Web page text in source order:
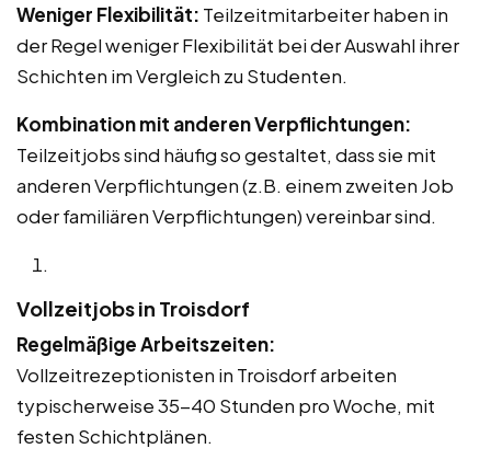
Weniger Flexibilität: Teilzeitmitarbeiter haben in
der Regel weniger Flexibilität bei der Auswahl ihrer
Schichten im Vergleich zu Studenten.
Kombination mit anderen Verpflichtungen:
Teilzeitjobs sind häufig so gestaltet, dass sie mit
anderen Verpflichtungen (z.B. einem zweiten Job
oder familiären Verpflichtungen) vereinbar sind.
Vollzeitjobs in Troisdorf
Regelmäßige Arbeitszeiten:
Vollzeitrezeptionisten in Troisdorf arbeiten
typischerweise 35-40 Stunden pro Woche, mit
festen Schichtplänen.